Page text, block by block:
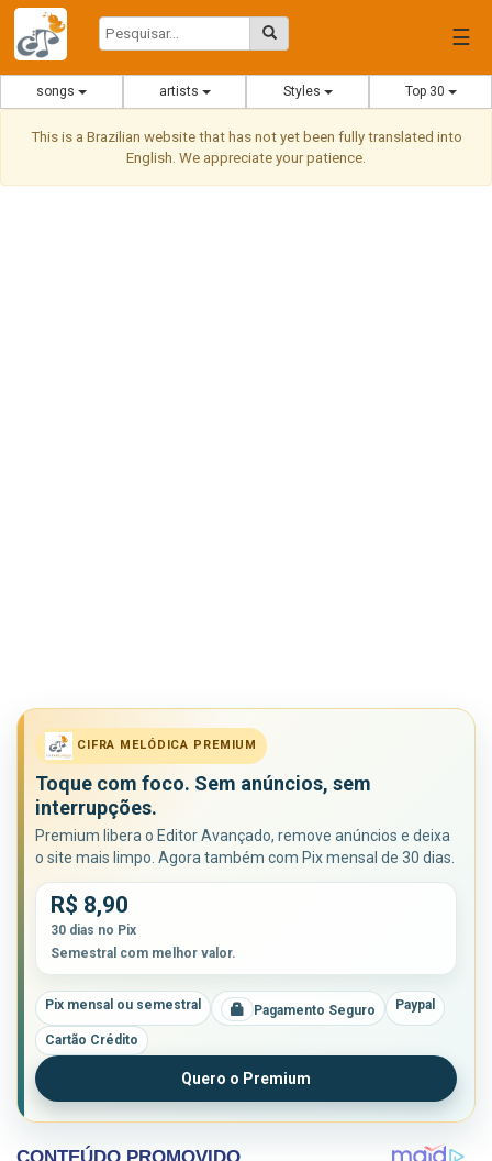
☰
songs artists Styles Top 30
This is a Brazilian website that has not yet been fully translated into
English. We appreciate your patience.
CIFRA MELÓDICA PREMIUM
Toque com foco. Sem anúncios, sem
interrupções.
Premium libera o Editor Avançado, remove anúncios e deixa
o site mais limpo. Agora também com Pix mensal de 30 dias.
R$ 8,90
30 dias no Pix
Semestral com melhor valor.
Pix mensal ou semestral Pagamento Seguro Paypal
Cartão Crédito
Quero o Premium